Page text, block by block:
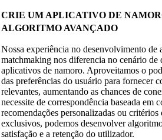
CRIE UM APLICATIVO DE
ALGORITMO AVANÇADO
Nossa experiência no desenvolvimento de
matchmaking nos diferencia no cenário de
aplicativos de namoro. Aproveitamos o
das preferências do usuário para fornecer
relevantes, aumentando as chances de
necessite de correspondência baseada em
recomendações personalizadas ou critérios
exclusivos, podemos desenvolver
satisfação e a retenção do utilizador.